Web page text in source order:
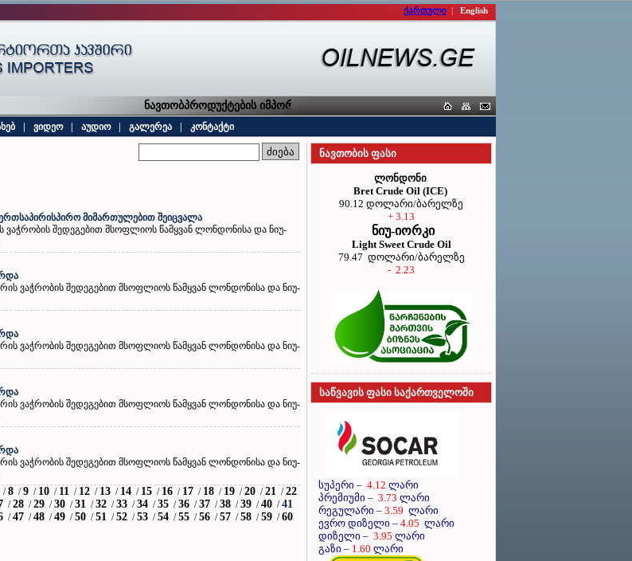
ქართული | English
ნავთობპროდუქტების იმპორტიორთა კავშირი
ვიდეო აუდიო გალერეა
კონტაქტი
მიმართულებით შეიცვალა
ვაჭრობის შედეგებით მსოფლიოს წამყვან ლონდონისა და ნიუ-
ვაჭრობის შედეგებით მსოფლიოს წამყვან ლონდონისა და ნიუ-
ვაჭრობის შედეგებით მსოფლიოს წამყვან ლონდონისა და ნიუ-
ვაჭრობის შედეგებით მსოფლიოს წამყვან ლონდონისა და ნიუ-
ვაჭრობის შედეგებით მსოფლიოს წამყვან ლონდონისა და ნიუ-
/ 8 / 9 / 10 / 11 / 12 / 13 / 14 / 15 / 16 / 17 / 18 / 19 / 20 / 21 / 22
/ 28 / 29 / 30 / 31 / 32 / 33 / 34 / 35 / 36 / 37 / 38 / 39 / 40 / 41
/ 47 / 48 / 49 / 50 / 51 / 52 / 53 / 54 / 55 / 56 / 57 / 58 / 59 / 60
ნავთობის ფასი
ლონდონი
Bret Crude Oil (ICE)
90.12 დოლარი/ბარელზე
+ 3.13
ნიუ-იორკი
Light Sweet Crude Oil
79.47 დოლარი/ბარელზე
- 2.23
საწვავის ფასი საქართველოში
სუპერი – 4.12 ლარი
პრემიუმი – 3.73 ლარი
რეგულარი – 3.59 ლარი
ევრო დიზელი – 4.05 ლარი
დიზელი – 3.95 ლარი
გაზი – 1.60 ლარი